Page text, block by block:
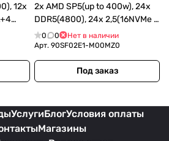
12x
2x AMD SP5(up to 400w), 24x
DDR5(4800), 24x 2,5(16NVMe +
8NVMe/SATA/SAS*), 2xM.2 slot
2280, 6x PCIe Gen5 x
(90SF02E1-M00MZ0)
0 0
Нет в наличии
Арт. 90SF02E1-M00MZ0
Под заказ
УслугиБлогУсловия оплаты
Магазины